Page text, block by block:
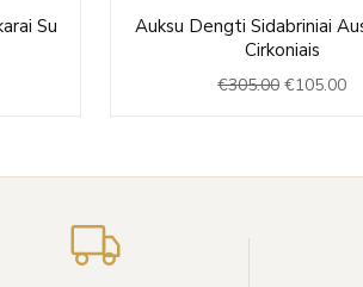
Su
Auksu Dengti Sidabriniai
Cirkoniais
€305.00
price
€305.00.
€105.00